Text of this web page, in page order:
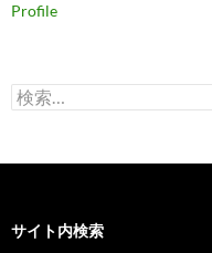
Profile
検
索:
サイト内検索